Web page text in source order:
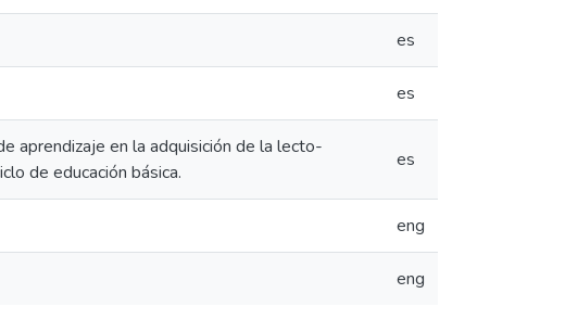
es
es
aprendizaje en la adquisición de la lecto-
de educación básica.
es
eng
eng